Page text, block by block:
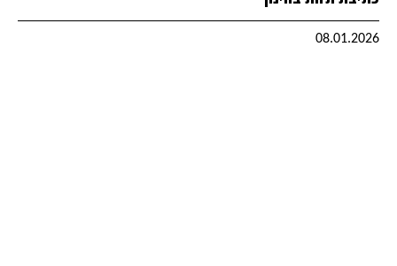
08.01.2026